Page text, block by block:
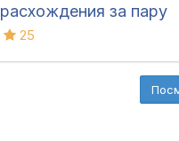
расхождения за пару
кликов
25